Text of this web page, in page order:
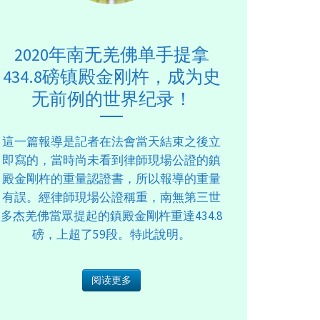
2020年南无羌佛单手提拿
434.8磅镇殿金刚杵，成为史
无前例的世界纪录！
這一篇報導是記者在法會當天結束之後立
即寫的，當時尚未看到律師現場公證的鎮
殿金剛杵的重量認證書，所以報導的重量
有誤。經律師現場公證稱重，南無第三世
多杰羌佛當眾提起的鎮殿金剛杵重達434.8
磅，上超了59段。特此說明。
阅读更多